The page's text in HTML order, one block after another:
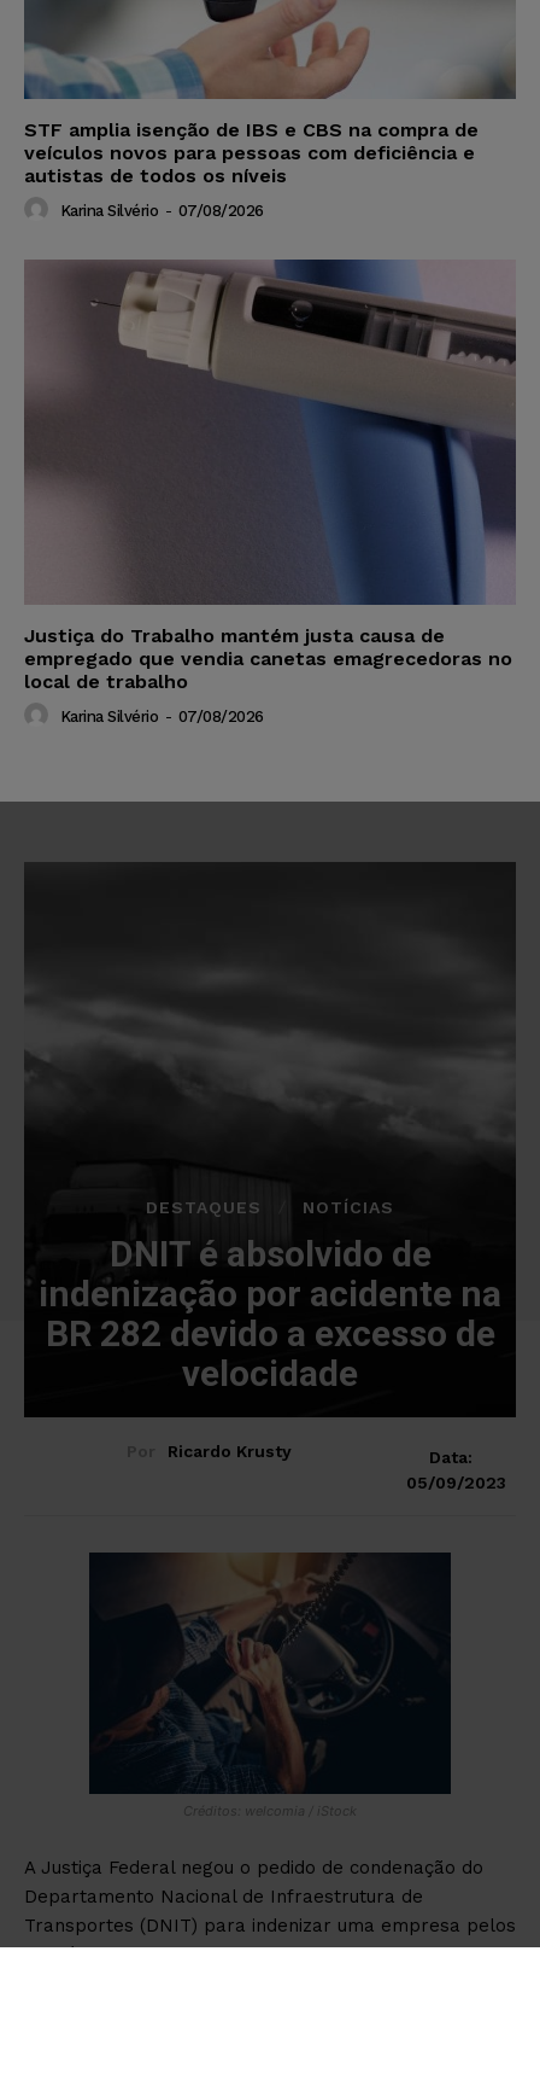
STF amplia isenção de IBS e CBS na compra de
veículos novos para pessoas com deficiência e
autistas de todos os níveis
Karina Silvério - 07/08/2026
Justiça do Trabalho mantém justa causa de
empregado que vendia canetas emagrecedoras no
local de trabalho
Karina Silvério - 07/08/2026